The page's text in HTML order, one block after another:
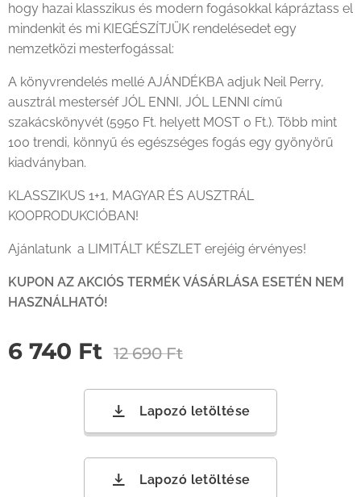
hogy hazai klasszikus és modern fogásokkal kápráztass el
mindenkit és mi KIEGÉSZÍTJÜK rendelésedet egy
nemzetközi mesterfogással:
A könyvrendelés mellé AJÁNDÉKBA adjuk Neil Perry,
ausztrál mesterséf JÓL ENNI, JÓL LENNI című
szakácskönyvét (5950 Ft. helyett MOST 0 Ft.). Több mint
100 trendi, könnyű és egészséges fogás egy gyönyörű
kiadványban.
KLASSZIKUS 1+1, MAGYAR ÉS AUSZTRÁL
KOOPRODUKCIÓBAN!
Ajánlatunk a LIMITÁLT KÉSZLET erejéig érvényes!
KUPON AZ AKCIÓS TERMÉK VÁSÁRLÁSA ESETÉN NEM
HASZNÁLHATÓ!
6 740 Ft 12 690Ft
Lapozó letöltése
Lapozó letöltése